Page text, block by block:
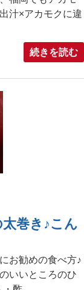
汁×アカモクに違
続きを読む
巻き♪こん
お勧めの食べ方♪
いいところのひ